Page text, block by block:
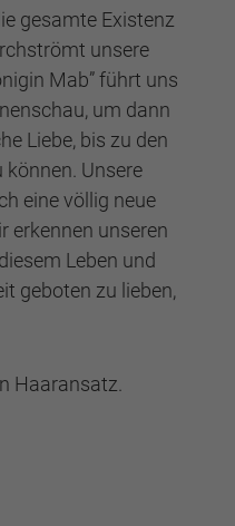
gesamte Existenz
unsere
Mab” führt uns
um dann
Liebe, bis zu den
können. Unsere
eine völlig neue
erkennen unseren
Leben und
geboten zu lieben,
Haaransatz.